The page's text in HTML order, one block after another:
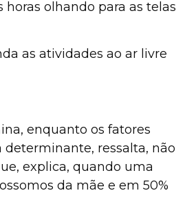
olhando para as telas
as atividades ao ar livre
enquanto os fatores
ressalta, não
explica, quando uma
da mãe e em 50%